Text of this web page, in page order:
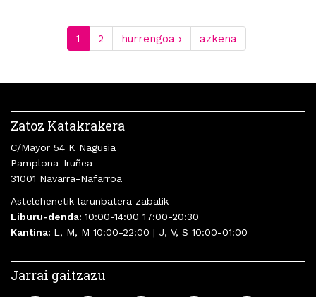
1 2 hurrengoa › azkena
Zatoz Katakrakera
C/Mayor 54 K Nagusia
Pamplona-Iruñea
31001 Navarra-Nafarroa
Astelehenetik larunbatera zabalik
Liburu-denda: 10:00-14:00 17:00-20:30
Kantina: L, M, M 10:00-22:00 | J, V, S 10:00-01:00
Jarrai gaitzazu